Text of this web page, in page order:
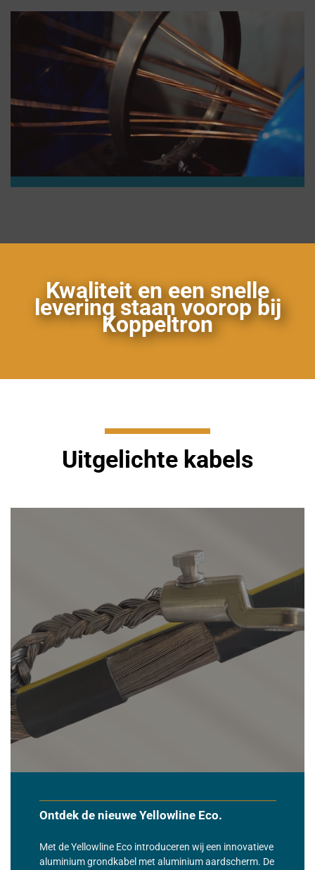
Kwaliteit en een snelle
levering staan voorop bij
Koppeltron
Uitgelichte kabels
Ontdek de nieuwe Yellowline Eco.
Met de Yellowline Eco introduceren wij een innovatieve
aluminium grondkabel met aluminium aardscherm. De